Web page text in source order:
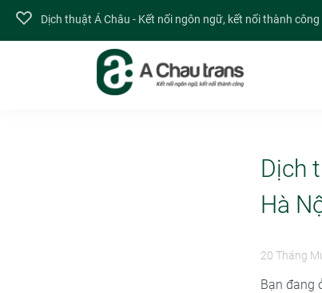
Dịch thuật Á Châu - Kết nối ngôn ngữ, kết nối thành công
Dịch
Hà
20 Tháng
Bạn đang